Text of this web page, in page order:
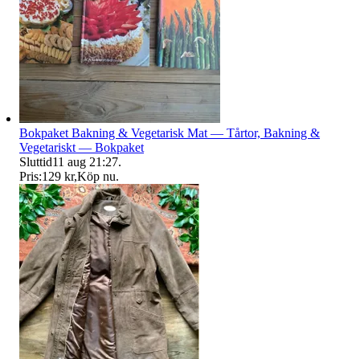
Bokpaket Bakning & Vegetarisk Mat — Tårtor, Bakning &
Vegetariskt — Bokpaket
Sluttid11 aug 21:27.
Pris:129 kr,Köp nu.